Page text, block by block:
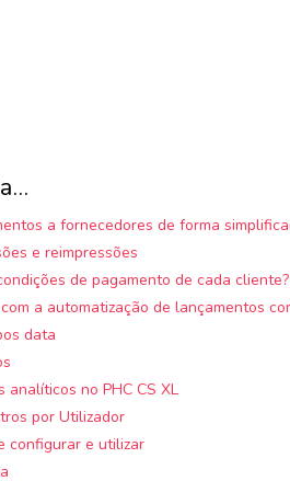
a fornecedores de forma
e reimpressões
de pagamento de cada
a automatização de lançamentos
data
analíticos no PHC CS XL
por Utilizador
configurar e utilizar